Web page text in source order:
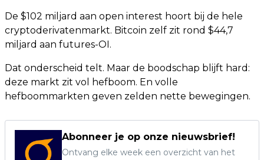
De $102 miljard aan open interest hoort bij de hele
cryptoderivatenmarkt. Bitcoin zelf zit rond $44,7
miljard aan futures-OI.
Dat onderscheid telt. Maar de boodschap blijft hard:
deze markt zit vol hefboom. En volle
hefboommarkten geven zelden nette bewegingen.
Abonneer je op onze nieuwsbrief!
Ontvang elke week een overzicht van het